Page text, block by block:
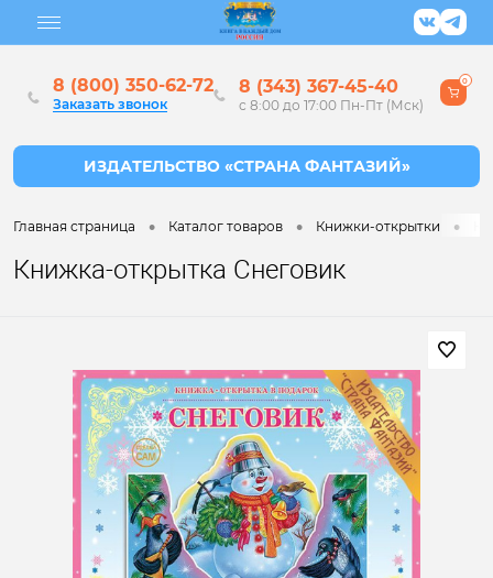
8 (800) 350-62-72
Заказать звонок
8 (343) 367-45-40
с 8:00 до 17:00 Пн-Пт (Мск)
0
Главная страница • Каталог товаров • Книжки-открытки •
Книжка-открытка Снеговик